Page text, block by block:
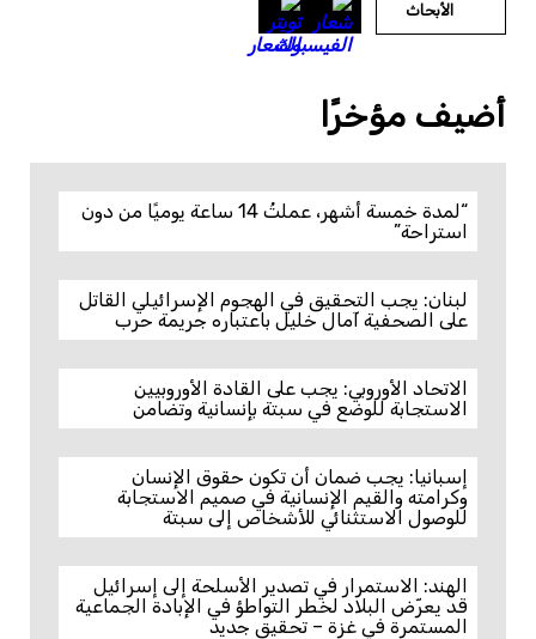
الأبحاث
أضيف مؤخرًا
“لمدة خمسة أشهر، عملتُ 14 ساعة يوميًا من دون
استراحة”
لبنان: يجب التحقيق في الهجوم الإسرائيلي القاتل
على الصحفية آمال خليل باعتباره جريمة حرب
الاتحاد الأوروبي: يجب على القادة الأوروبيين
الاستجابة للوضع في سبتة بإنسانية وتضامن
إسبانيا: يجب ضمان أن تكون حقوق الإنسان
وكرامته والقيم الإنسانية في صميم الاستجابة
للوصول الاستثنائي للأشخاص إلى سبتة
الهند: الاستمرار في تصدير الأسلحة إلى إسرائيل
قد يعرّض البلاد لخطر التواطؤ في الإبادة الجماعية
المستمرة في غزة – تحقيق جديد